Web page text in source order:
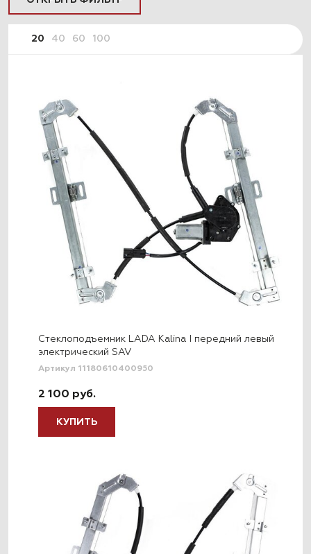
20 40 60 100
Стеклоподъемник LADA Kalina I передний левый
электрический SAV
Артикул 11180610400950
2 100 руб.
КУПИТЬ